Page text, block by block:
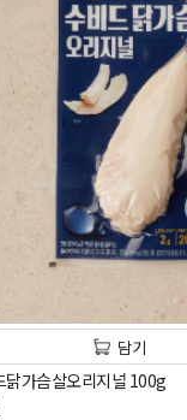
담기
닭가슴살오리지널 100g